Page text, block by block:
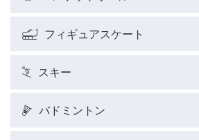
フィギュアスケート
スキー
バドミントン